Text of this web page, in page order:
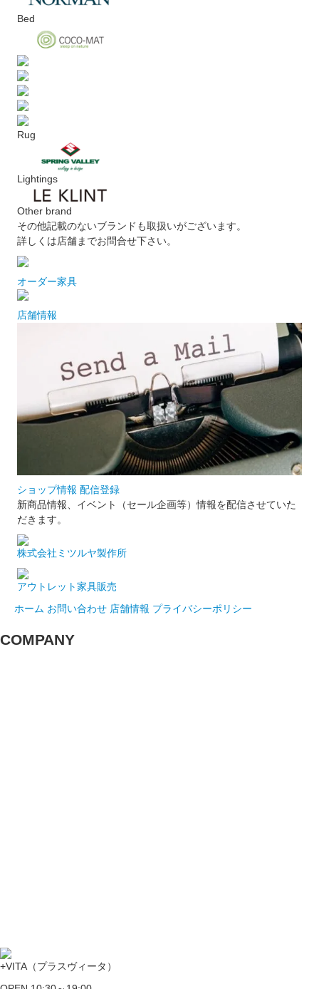
Bed
Rug
Lightings
Other brand
その他記載のないブランドも取扱いがございます。
詳しくは店舗までお問合せ下さい。
オーダー家具
店舗情報
ショップ情報 配信登録
新商品情報、イベント（セール企画等）情報を配信させていた
だきます。
株式会社ミツルヤ製作所
アウトレット家具販売
ホーム お問い合わせ 店舗情報 プライバシーポリシー
COMPANY
+VITA（プラスヴィータ）